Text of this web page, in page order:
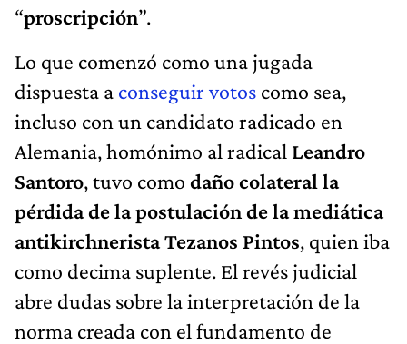
“proscripción”.
Lo que comenzó como una jugada
dispuesta a conseguir votos como sea,
incluso con un candidato radicado en
Alemania, homónimo al radical Leandro
Santoro, tuvo como daño colateral la
pérdida de la postulación de la mediática
antikirchnerista Tezanos Pintos, quien iba
como decima suplente. El revés judicial
abre dudas sobre la interpretación de la
norma creada con el fundamento de